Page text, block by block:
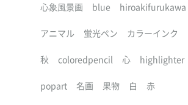
心象風景画 blue hiroakifurukawa
アニマル 蛍光ペン カラーインク
秋 coloredpencil 心 highlighter
popart 名画 果物 白 赤